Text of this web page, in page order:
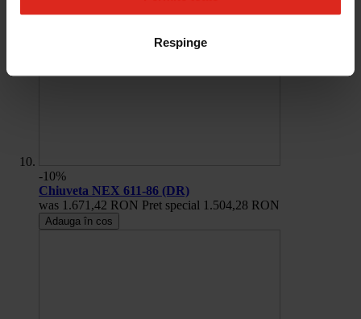
Respinge
-10%
Chiuveta NEX 611-86 (DR)
was 1.671,42 RON Pret special 1.504,28 RON
Adauga în cos